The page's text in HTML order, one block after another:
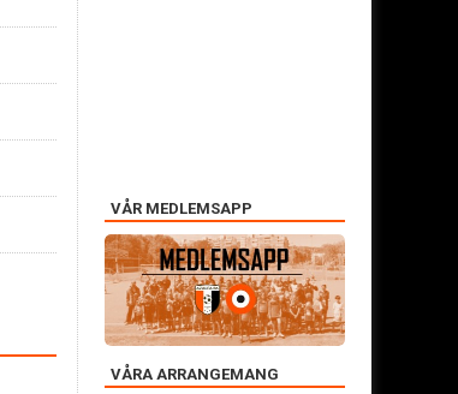
VÅR MEDLEMSAPP
VÅRA ARRANGEMANG